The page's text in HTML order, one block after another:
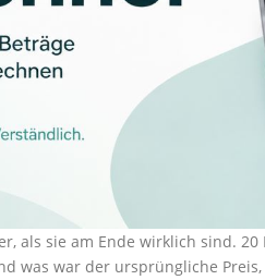
als sie am Ende wirklich sind.
was war der ursprüngliche